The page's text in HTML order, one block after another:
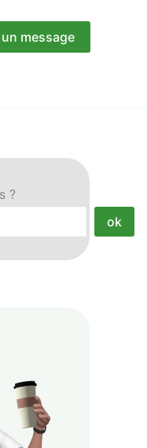
message
?
ok